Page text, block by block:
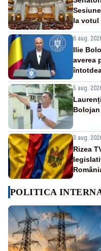
la votul
6 aug.
Ilie
averea
5 aug.
Bolojan
3 aug.
Rizea
POLITICA